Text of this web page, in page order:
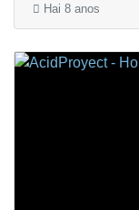
Hai 8 anos